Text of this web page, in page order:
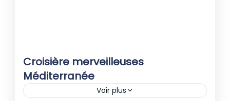
Croisière merveilleuses
Méditerranée
Voir plus